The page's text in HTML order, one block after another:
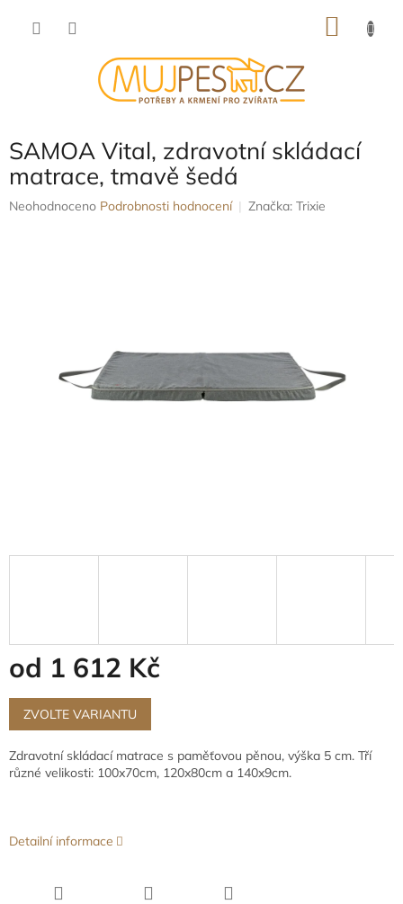
SAMOA Vital, zdravotní skládací
matrace, tmavě šedá
Průměrné
Neohodnoceno Podrobnosti hodnocení Značka: Trixie
od 1 612 Kč
Měrná
cena:
ZVOLTE VARIANTU
Zdravotní skládací matrace s paměťovou pěnou, výška 5 cm. Tří
různé velikosti: 100x70cm, 120x80cm a 140x9cm.
Detailní informace